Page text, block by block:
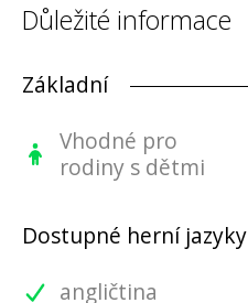
Důležité informace
Základní
Vhodné pro
rodiny s dětmi
Dostupné herní jazyky
angličtina